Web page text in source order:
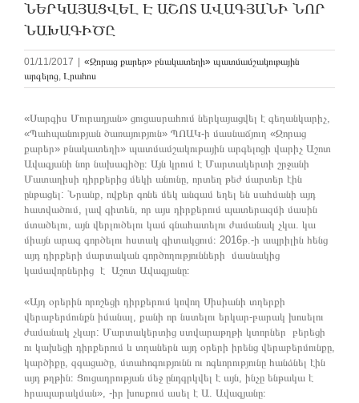
ՆԵՐԿԱՅԱՑՎԵԼ Է ԱՇՈՏ ԱՎԱԳՅԱՆԻ ՆՈՐ
ՆԱԽԱԳԻԾԸ
01/11/2017
«Զորաց քարեր» բնակատեղի» պատմամշակութային
արգելոց, Լրահոս
«Սարգիս Մուրադյան» ցուցասրահում ներկայացվել է գեղանկարիչ,
«Պահպանության ծառայություն» ՊՈԱԿ-ի մասնաճյուղ «Զորաց
քարեր» բնակատեղի» պատմամշակութային արգելոցի վարիչ Աշոտ
Ավագյանի նոր նախագիծը։ Այն կրում է Մարտակերտի շրջանի
Մատաղիսի դիրքերից մեկի անունը, որտեղ թեժ մարտեր էին
ընթացել: Նրանք, ովքեր գոնե մեկ անգամ եղել են սահմանի այդ
հատվածում, լավ գիտեն, որ այս դիրքերում պատերազմի մասին
մտածելու, այն վերլուծելու կամ գնահատելու ժամանակ չկա. կա
միայն արագ գործելու հստակ գիտակցում։ 2016թ.-ի ապրիլին հենց
այդ դիրքերի մարտական գործողությունների մասնակից
կամավորներից է Աշոտ Ավագյանը։
«Այդ օրերին որոշեցի դիրքերում կռվող Սիսիանի տղերքի
վերաբերմունքն իմանալ, քանի որ նստելու երկար-բարակ խոսելու
ժամանակ չկար: Մարտակերտից ստվարաթղթի կտորներ բերեցի
ու կախեցի դիրքերում և տղաներն այդ օրերի իրենց վերաբերմունքը,
կարծիքը, զգացածը, մտահոգությունն ու ոգևորությունը հանձնել էին
այդ թղթին։ Ցուցադրության մեջ ընդգրկվել է այն, ինչը ենթակա է
հրապարակման», -իր խոսքում ասել է Ա. Ավագյանը։